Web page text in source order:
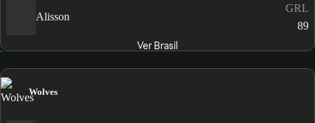
Alisson
GRL
89
Ver Brasil
Wolves